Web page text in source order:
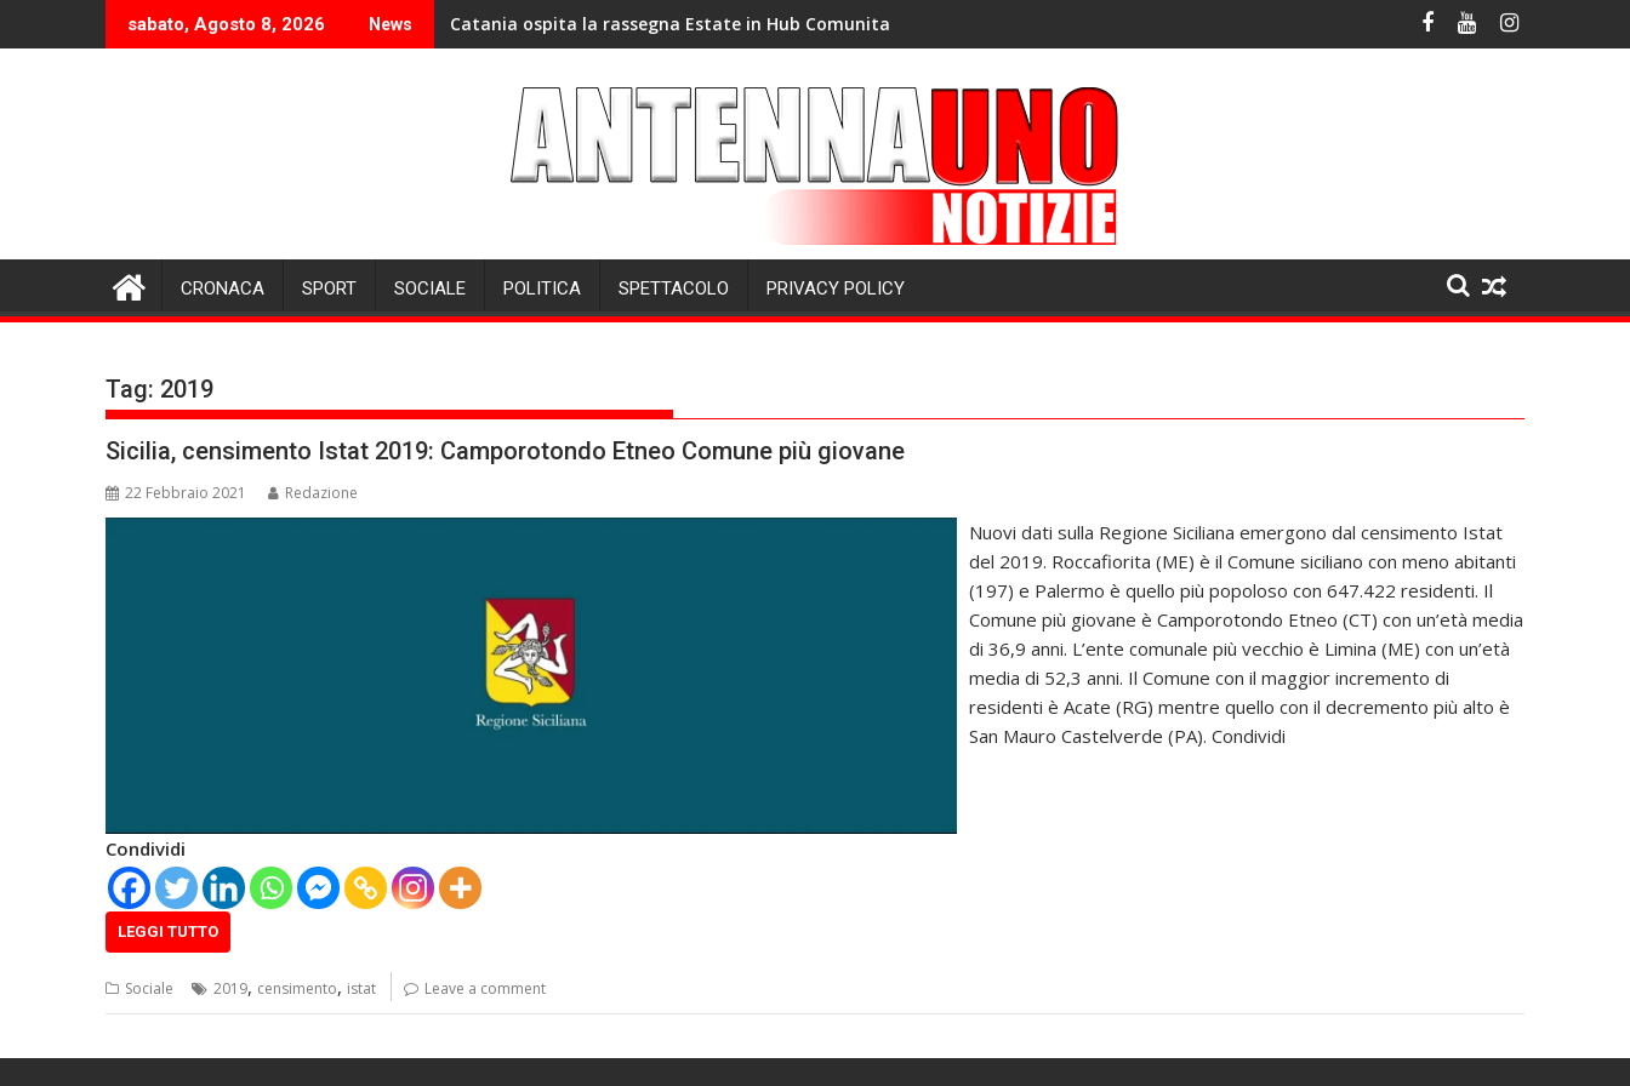
to
sabato, Agosto 8, 2026 News Catania ospita la rassegna Estate in Hub Comunita
CRONACA SPORT SOCIALE POLITICA SPETTACOLO PRIVACY POLICY
Tag: 2019
Sicilia, censimento Istat 2019: Camporotondo Etneo Comune più giovane
22 Febbraio 2021 Redazione
Nuovi dati sulla Regione Siciliana emergono dal censimento Istat
del 2019. Roccafiorita (ME) è il Comune siciliano con meno abitanti
(197) e Palermo è quello più popoloso con 647.422 residenti. Il
Comune più giovane è Camporotondo Etneo (CT) con un’età media
di 36,9 anni. L’ente comunale più vecchio è Limina (ME) con un’età
media di 52,3 anni. Il Comune con il maggior incremento di
residenti è Acate (RG) mentre quello con il decremento più alto è
San Mauro Castelverde (PA). Condividi
Condividi
LEGGI TUTTO
Sociale 2019, censimento, istat Leave a comment